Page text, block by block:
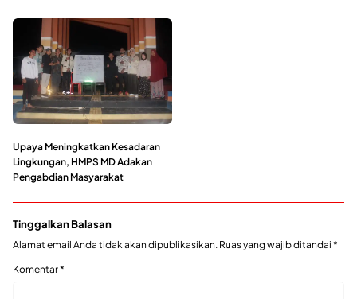
Upaya Meningkatkan Kesadaran
Lingkungan, HMPS MD Adakan
Pengabdian Masyarakat
Tinggalkan Balasan
Alamat email Anda tidak akan dipublikasikan. Ruas yang wajib ditandai *
Komentar*